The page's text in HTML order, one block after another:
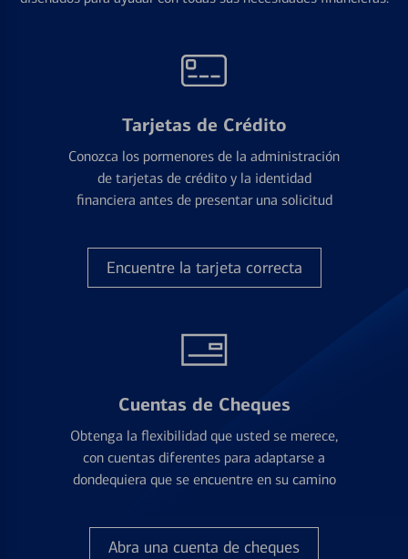
Tarjetas de Crédito
Conozca los pormenores de la administración
de tarjetas de crédito y la identidad
financiera antes de presentar una solicitud
Encuentre la tarjeta correcta
Cuentas de Cheques
Obtenga la flexibilidad que usted se merece,
con cuentas diferentes para adaptarse a
dondequiera que se encuentre en su camino
Abra una cuenta de cheques